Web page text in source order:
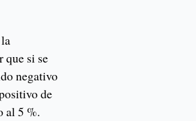
si se
negativo
de
al 5 %.